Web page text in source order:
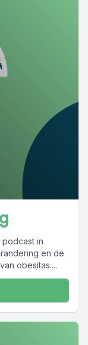
podcast in
en de
obesitas....